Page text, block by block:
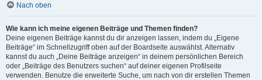
Nach oben
Wie kann ich meine eigenen Beiträge und Themen finden?
Deine eigenen Beiträge kannst du dir anzeigen lassen, indem du „Eigene
Beiträge“ im Schnellzugriff oben auf der Boardseite auswählst. Alternativ
kannst du auch „Deine Beiträge anzeigen“ in deinem persönlichen Bereich
oder „Beiträge des Benutzers suchen“ auf deiner eigenen Profilseite
verwenden. Benutze die erweiterte Suche, um nach von dir erstellen Themen